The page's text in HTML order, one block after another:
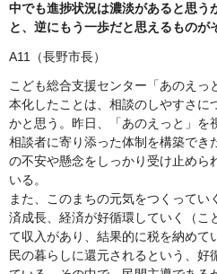
中でも進捗状況は濃淡があると思う
と、逆にもう一歩だと思えるものが
A11（長野市長）
こども総合支援センター「あのえ
本化したことは、相談のしやすさに
かと思う。昨日、「あのえっと」を
相談者に寄り添った体制を構築でき
の不安や懸念をしっかり受け止めら
いる。
また、このまちの元気をつくってい
済成長、経済が好循環していく（こ
て収入があり、結果的に税を納めて
民の暮らしに還元されるという、好